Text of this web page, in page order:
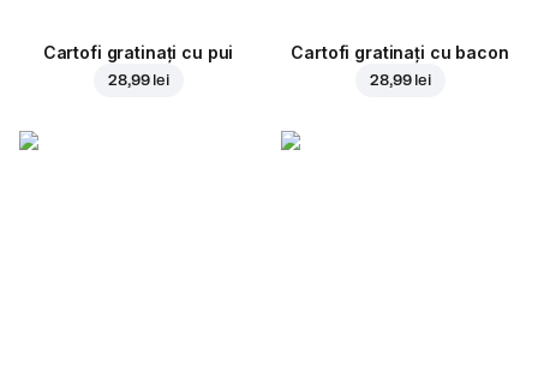
Cartofi gratinați cu pui
28,99 lei
Cartofi gratinați cu bacon
28,99 lei